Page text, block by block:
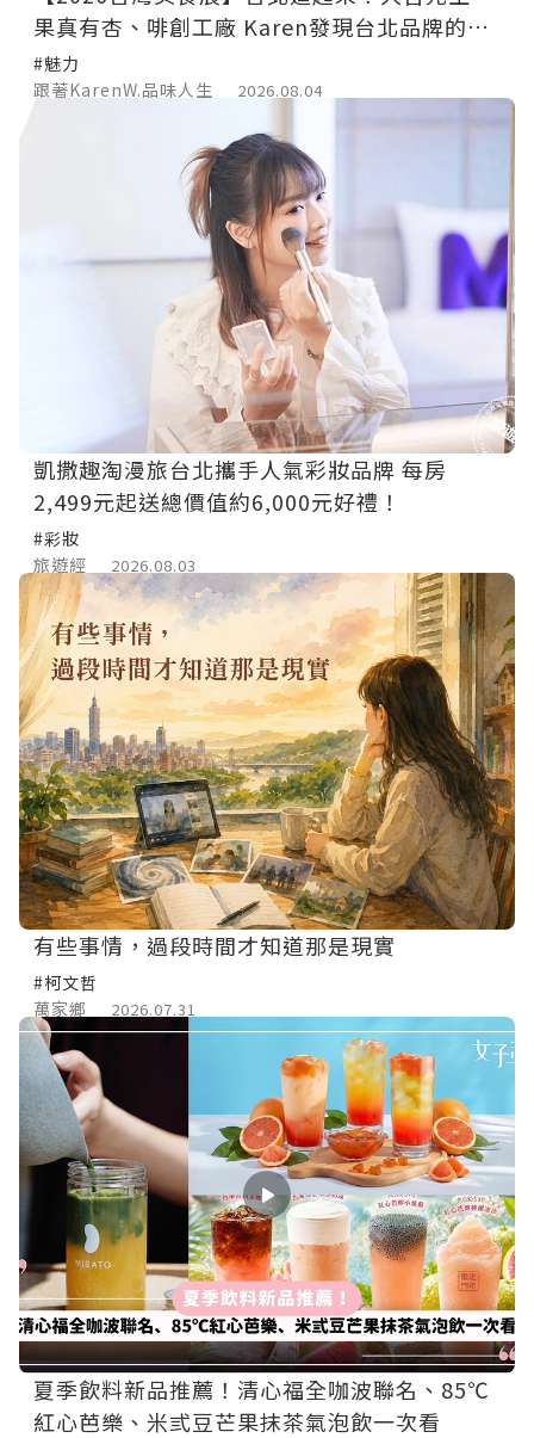
果真有杏、啡創工廠 Karen發現台北品牌的職
人魅力與在地故事
#魅力
跟著KarenW.品味人生
2026.08.04
凱撒趣淘漫旅台北攜手人氣彩妝品牌 每房
2,499元起送總價值約6,000元好禮！
#彩妝
旅遊經
2026.08.03
有些事情，過段時間才知道那是現實
#柯文哲
萬家鄉
2026.07.31
夏季飲料新品推薦！清心福全咖波聯名、85℃
紅心芭樂、米弎豆芒果抹茶氣泡飲一次看